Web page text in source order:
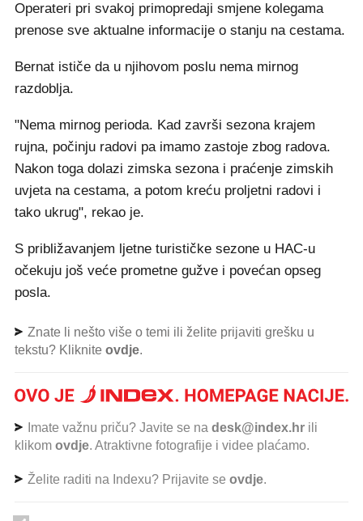
Operateri pri svakoj primopredaji smjene kolegama
prenose sve aktualne informacije o stanju na cestama.
Bernat ističe da u njihovom poslu nema mirnog
razdoblja.
"Nema mirnog perioda. Kad završi sezona krajem
rujna, počinju radovi pa imamo zastoje zbog radova.
Nakon toga dolazi zimska sezona i praćenje zimskih
uvjeta na cestama, a potom kreću proljetni radovi i
tako ukrug", rekao je.
S približavanjem ljetne turističke sezone u HAC-u
očekuju još veće prometne gužve i povećan opseg
posla.
Znate li nešto više o temi ili želite prijaviti grešku u
tekstu? Kliknite ovdje.
Imate važnu priču? Javite se na desk@index.hr ili
klikom ovdje. Atraktivne fotografije i videe plaćamo.
Želite raditi na Indexu? Prijavite se ovdje.